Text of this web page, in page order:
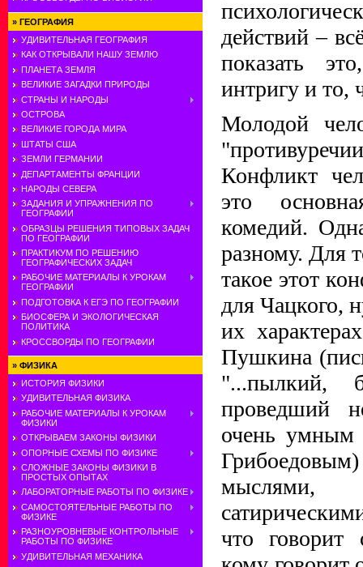
» ГЕОГРАФИЯ
УДИВИТЕЛЬНАЯ ГЕОГРАФИЯ
КАК ОТКРЫВАЛИ НАШУ ЗЕМЛЮ
ПЛАНЕТА ЗЕМЛЯ
ВЕЛИКИЕ ЗАГАДКИ ПРИРОДЫ
СТРАНЫ И НАРОДЫ
ОСТРОВА
ВЕЛИКИЕ ГОРОДА МИРА
ШТАТЫ США
ЗЕМЛИ ГЕРМАНИИ
ДЕПАРТАМЕНТЫ ФРАНЦИИ
НАРОДЫ СЕВЕРА
ЗАДАНИЯ И УПРАЖНЕНИЯ ПО
ГЕОГРАФИИ
ОБРАЗЦЫ РЕШЕНИЯ ТИПОВЫХ ЗАДАЧ
ПО ГЕОГРАФИИ
ПРАКТИКУМ ПО РЕШЕНИЮ
ГЕОГРАФИЧЕСКИХ ЗАДАЧ
РАБОЧИЕ МАТЕРИАЛЫ К УРОКАМ
ГЕОГРАФИИ
ПОДГОТОВКА К ЕГЭ ПО ГЕОГРАФИИ
БИОСФЕРА И ЭКОЛОГИЧЕСКАЯ
ПОЛИТИКА
КРОССВОРДЫ ПО ГЕОГРАФИИ
» ФИЗИКА
ИСТОРИЯ ФИЗИКИ
УДИВИТЕЛЬНАЯ ФИЗИКА
РАБОЧИЕ МАТЕРИАЛЫ К УРОКАМ
ФИЗИКИ
ОТКРЫВАЕМ ЗАКОНЫ ФИЗИКИ
ОПОРНЫЕ СХЕМЫ ПО ФИЗИКЕ
СЛОЖНЫЕ ЗАКОНЫ ФИЗИКИ В
ПРОСТЫХ ОПЫТАХ
ЛАБОРАТОРНЫЕ РАБОТЫ ПО ФИЗИКЕ
САМОСТОЯТЕЛЬНЫЕ РАБОТЫ ПО
ФИЗИКЕ
РАЗНОУРОВНЕВЫЕ КОНТРОЛЬНЫЕ
РАБОТЫ ПО ФИЗИКЕ
УДИВИТЕЛЬНАЯ МЕХАНИКА
действий –
показать
интригу и то,
Молодой
Конфликт
это
комедий.
разному. Для
такое этот
для Чацкого,
их
Пушкина
"...пылкий,
проведший
очень умным
что